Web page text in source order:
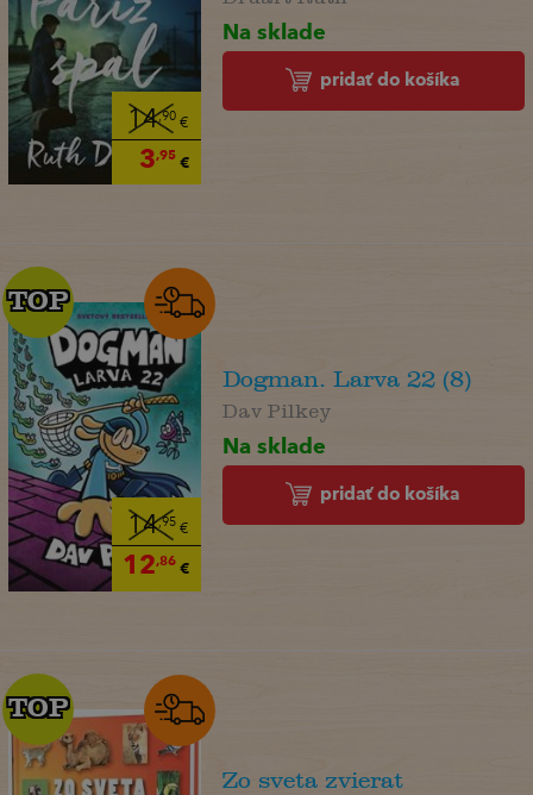
14,90€
3,95€
Na sklade
pridať do košíka
14,95€
12,86€
TOP
TOP
Dogman. Larva 22 (8)
Dav Pilkey
Na sklade
pridať do košíka
TOP
TOP
Zo sveta zvierat